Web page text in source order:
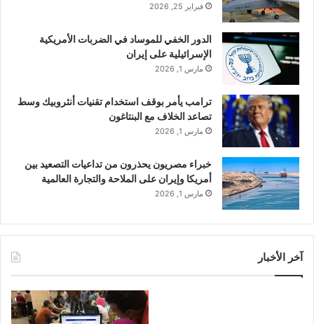
فبراير 25, 2026
الدور الخفي للموساد في الضربات الأمريكية
الإسرائيلية على إيران
مارس 1, 2026
ترامب يأمر بوقف استخدام تقنيات أنثروبيك وسط
تصاعد الخلاف مع البنتاغون
مارس 1, 2026
خبراء مصريون يحذرون من تداعيات التصعيد بين
أمريكا وإيران على الملاحة والتجارة العالمية
مارس 1, 2026
آخر الأخبار